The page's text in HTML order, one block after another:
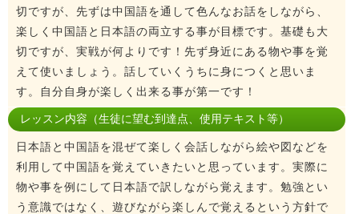
切ですが、先ずは中国語を通して色んなお話をしながら、
楽しく中国語と日本語の両立する事が目標です。基礎も大
切ですが、実戦が何よりです！先ず身近にある物や事を覚
えて使いましょう。話していくうちに身につくと思いま
す。自分自身が楽しく出来る事が第一です！
レッスン内容（生徒に望む到達点、使用テキスト等）
日本語と中国語を混ぜて楽しく会話しながら絵や図などを
利用して中国語を覚えていきたいと思っています。実際に
物や事を例にして日本語で訳しながら覚えます。勉強とい
う意識ではなく、遊びながら楽しんで覚えるという方針で